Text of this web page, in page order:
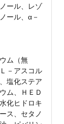
ール、レゾ
ール、α－
ム（無
－アスコル
塩化ステア
ム、ＨＥＤ
化ヒドロキ
ス、セタノ